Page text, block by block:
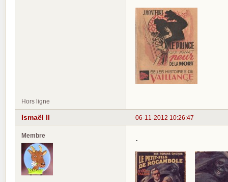
Hors ligne
06-11-2012 10:26:47
Ismaël II
Membre .